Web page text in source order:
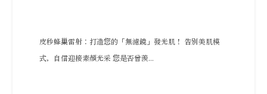
皮秒蜂巢雷射：打造您的「無濾鏡」發光肌！ 告別美肌模
式，自信迎接素顏光采 您是否曾羨...